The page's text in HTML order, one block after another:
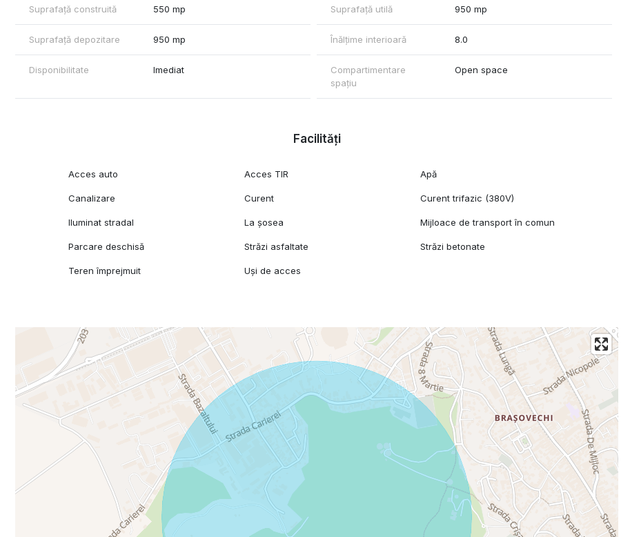
www.plus-imo.ro
www.Spatiicomercialebrașov.ro
www.Halebrasov.ro
www.Birouribrasov.ro
Tel +40790070077
Suprafață construită 550 mp Suprafață utilă 950 mp
Suprafață depozitare 950 mp Înălțime interioară 8.0
Disponibilitate Imediat
Compartimentare
spațiu
Open space
Facilități
Acces auto Acces TIR Apă
Canalizare Curent Curent trifazic (380V)
Iluminat stradal La șosea Mijloace de transport în comun
Parcare deschisă Străzi asfaltate Străzi betonate
Teren împrejmuit Uși de acces